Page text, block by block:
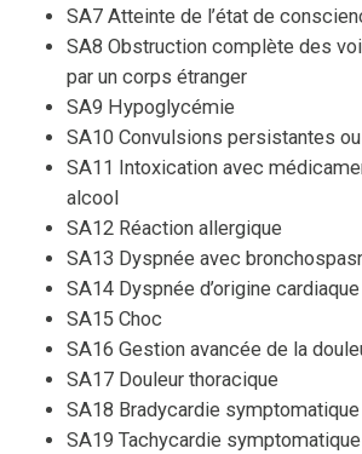
SA7 Atteinte de l’état de
SA8 Obstruction complète des
par un corps étranger
SA9 Hypoglycémie
SA10 Convulsions persistantes
SA11 Intoxication avec
alcool
SA12 Réaction allergique
SA13 Dyspnée avec
SA14 Dyspnée d’origine
SA15 Choc
SA16 Gestion avancée de la
SA17 Douleur thoracique
SA18 Bradycardie symptomatique
SA19 Tachycardie symptomatique